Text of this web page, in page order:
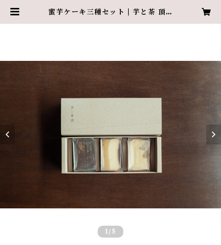
蜜芋ケーキ三種セット | 芋と茶 頂-i
1 /5